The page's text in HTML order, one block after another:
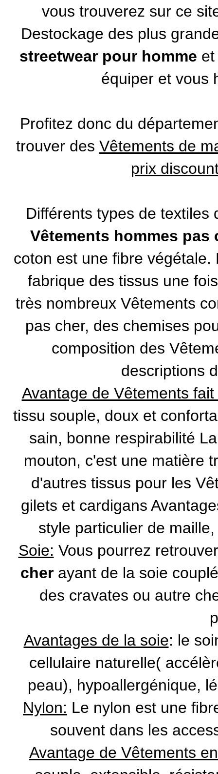
vous trouverez sur ce
Destockage des plus
streetwear pour homme
équiper et vous
Profitez donc du
trouver des Vêtements de
prix
Différents types de
Vêtements hommes pas
coton est une fibre
fabrique des tissus une
très nombreux Vêtements
pas cher, des chemises
composition des
descriptions
Avantage de Vêtements
tissu souple, doux et
sain, bonne respirabilité
mouton, c'est une matière
d'autres tissus pour les
gilets et cardigans
style particulier de
Soie: Vous pourrez
cher ayant de la soie
des cravates ou autre
Avantages de la soie: le
cellulaire naturelle(
peau), hypoallergénique,
Nylon: Le nylon est une
souvent dans les
Avantage de Vêtements